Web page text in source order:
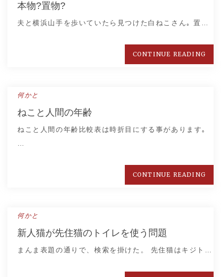
本物?置物?
夫と横浜山手を歩いていたら見つけた白ねこさん｡ 置…
CONTINUE READING
何かと
ねこと人間の年齢
ねこと人間の年齢比較表は時折目にする事があります｡
CONTINUE READING
何かと
新人猫が先住猫のトイレを使う問題
まんま表題の通りで、検索を掛けた。 先住猫はキジト…